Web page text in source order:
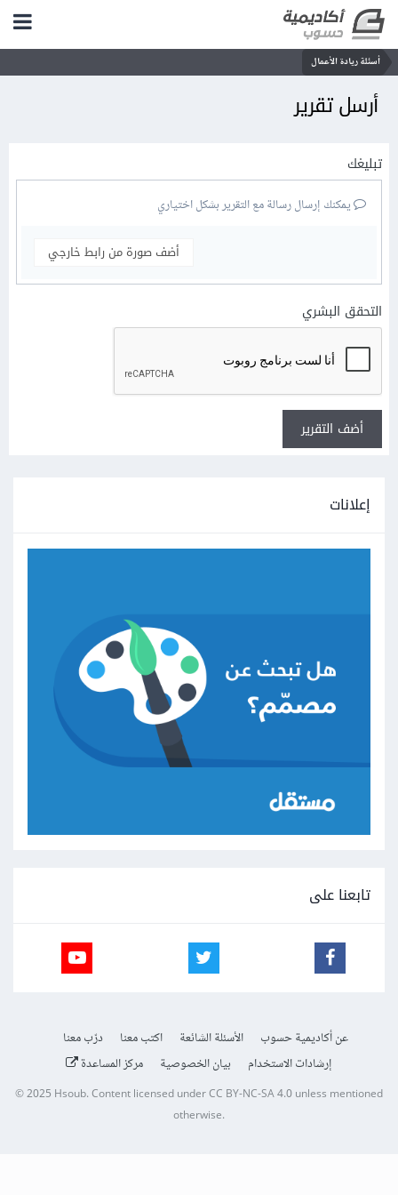
أسئلة ريادة الأعمال
أرسل تقرير
تبليغك
يمكنك إرسال رسالة مع التقرير بشكل اختياري
أضف صورة من رابط خارجي
التحقق البشري
أضف التقرير
إعلانات
تابعنا على
عن أكاديمية حسوب الأسئلة الشائعة اكتب معنا
درّب معنا
إرشادات الاستخدام
بيان الخصوصية مركز المساعدة
© 2025 Hsoub.Content licensed underCC BY-NC-SA 4.0unless mentioned
otherwise.